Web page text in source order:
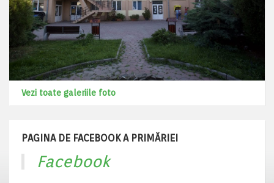
Vezi toate galeriile foto
PAGINA DE FACEBOOK A PRIMĂRIEI
Facebook